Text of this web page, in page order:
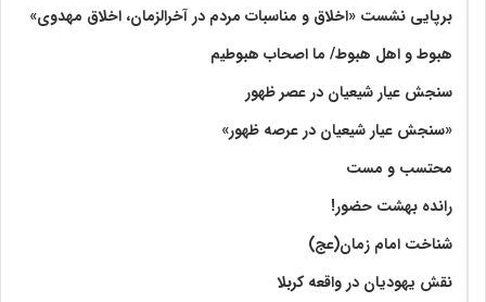
برپایی نشست «اخلاق و مناسبات مردم در آخرالزمان، اخلاق مهدوی»
هبوط و اهل هبوط/ ما اصحاب هبوطیم
سنجش عیار شیعیان در عصر ظهور
«سنجش عیار شیعیان در عرصه ظهور»
محتسب و مست
رانده بهشت‌ حضور!
شناخت امام زمان(عج)
نقش یهودیان در واقعه کربلا